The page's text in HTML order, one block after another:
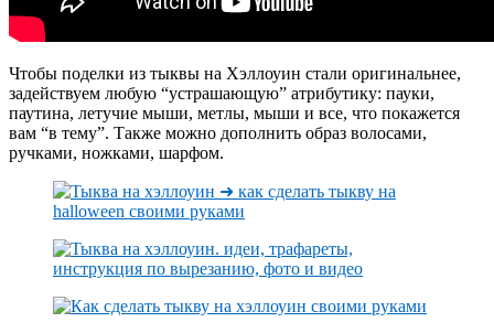
Чтобы поделки из тыквы на Хэллоуин стали оригинальнее,
задействуем любую “устрашающую” атрибутику: пауки,
паутина, летучие мыши, метлы, мыши и все, что покажется
вам “в тему”. Также можно дополнить образ волосами,
ручками, ножками, шарфом.